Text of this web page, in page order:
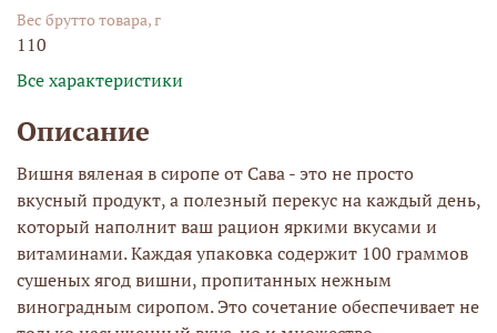
Вес брутто товара, г
110
Все характеристики
Описание
Вишня вяленая в сиропе от Сава - это не просто
вкусный продукт, а полезный перекус на каждый день,
который наполнит ваш рацион яркими вкусами и
витаминами. Каждая упаковка содержит 100 граммов
сушеных ягод вишни, пропитанных нежным
виноградным сиропом. Это сочетание обеспечивает не